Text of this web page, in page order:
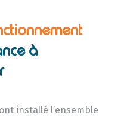
à
installé l’ensemble